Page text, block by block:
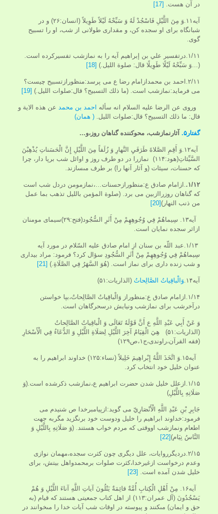
در آن هست. [17]
آیه۱۱.وَ مِنَ اللَّيْلِ فَاسْجُدْ لَهُ وَ سَبِّحْهُ لَيْلاً طَوِيلاً (انسان:۲۶) و در
شبانگاه براى او سجده كن، و مقدارى طولانى از شب، او را تسبيح
گوى.
۱/۱۱.درتفسیر علي بن إبراهيم آیه را به نمازشب تفسیرکرده است.
(…وَ سَبِّحْهُ لَيْلًا طَوِيلًا قال: صلوة الليل.) [18]
۲/۱۱.احمد بن محمدازامام رضا ع می پرسد:منظورازتسبیح چیست؟
می فرماید:نمازشب است. (ما ذلك التسبيح؟ قال:صلوات الليل.) [19]
وروى عن الرضا عليه السلام انه سأله احمد بن محمد عن هذه الاية و
قال: ما ذلك التسبيح؟ قال:صلوات الليل. ( همان)
گفتار۵. آثارنمازشب، محوکننده گناهان روز،و…
آیه۱۲.وَ أَقِمِ الصَّلاةَ طَرَفَيِ النَّهارِ وَ زُلَفاً مِنَ اللَّيْلِ إِنَّ الْحَسَناتِ يُذْهِبْنَ
السَّيِّئاتِ(هود:۱۱۴) نمازرا در دو طرف روز و اوائل شب برپا دار، چرا
كه حسنات، سيئات (و آثار آنها را) بر طرف مى‏سازند.
۱/۱۲. .ازامام صادق ع:منظورازحسنات…،نمازمومن دردل شب است
که گناهان روزراازبین می برد. (صلوة المؤمن بالليل تذهب بما عمل
من ذنب النهار)[20]
آیه۱۳. سِيماهُمْ فِي وُجُوهِهِمْ مِنْ أَثَرِ السُّجُود(فتح:۲۹)سیمای مومنان
ازاثر سجده نمايان است.
۱/۱۳.عبد اللّه بن سنان از امام صادق عليه السّلام در مورد آيه
سِيماهُمْ‏ فِي‏ وُجُوهِهِمْ‏ مِنْ أَثَرِ السُّجُودِ سؤال كرد؟ فرمود: مراد بيدارى
و شب زنده دارى براى نماز است. (هُوَ السَّهَرُ فِي الصَّلَاةِ.) [21]
آیه۱۴. وَالْباقِياتُ‏ الصَّالِحاتُ‏ (الذاريات:۵۱)
۱/۱۴.ازامام صادق ع:منظوراز وَالْباقِياتُ‏ الصَّالِحاتُ‏،بپا خواستن
درآخرشب برای نمازشب ونیایش درسحرگاهان است.
وَ عَنْ أَبِي عَبْدِ اللَّهِ ع‏ أَنَّ قَوْلَهُ تَعَالَى‏ وَ الْباقِياتُ‏ الصَّالِحاتُ‏
(الذاريات:۵۱) هِيَ الْقِيَامُ آخِرَ اللَّيْلِ لِصَلَاةِ اللَّيْلِ وَ الدُّعَاءُ فِي الْأَسْحَارِ
(فقه القرآن،راوندی،ج۱،ص۱۲۹)
آیه۱۵.وَ اتَّخَذَ اللَّهُ إِبْراهِيمَ خَلِيلاً (نساء:۱۲۵) خداوند ابراهيم را به
عنوان خليل خود انتخاب كرد.
۱/۱۵.ازعلل خلیل شدن حضرت ابراهیم ع،نمازشب ذکرشده است.(وَ
صَلَاتِهِ بِاللَّيْلِ)
جَابِرِ بْنِ عَبْدِ اللَّهِ الْأَنْصَارِيّ می گوید:ازپیامبرخدا ص شنیدم می
فرمود:خداوند ابراهیم را خلیل ودوست خود برنگزید مگربه جهت
اطعام ونمازشب اووقتی که مردم خواب هستند. (وَ صَلَاتِهِ بِاللَّيْلِ وَ
النَّاسُ نِيَام‏)[22]
۲/۱۵.دردیگرروایات، علل دیگری چون کثرت سجده،مهمان نوازی
وعدم درخواست ازغیرخدا،کثرت صلوات برمحمدواهل بیتش، برای
خلیل شدن آمده است. [23]
آیه۱۶. مِنْ أَهْلِ الْكِتابِ أُمَّةٌ قائِمَةٌ يَتْلُونَ آياتِ اللَّهِ آناءَ اللَّيْلِ وَ هُمْ
يَسْجُدُونَ (آل عمران:۱۱۳) از اهل كتاب جمعيتى هستند كه قيام (به
حق و ايمان) مى‏كنند و پيوسته در اوقات شب آيات خدا را مى‏خوانند در